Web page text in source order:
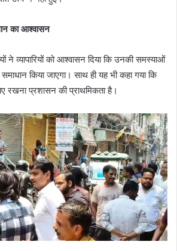
का आश्वासन
ने व्यापारियों को आश्वासन दिया कि उनकी समस्याओं
किया जाएगा। साथ ही यह भी कहा गया कि
रखना प्रशासन की प्राथमिकता है।